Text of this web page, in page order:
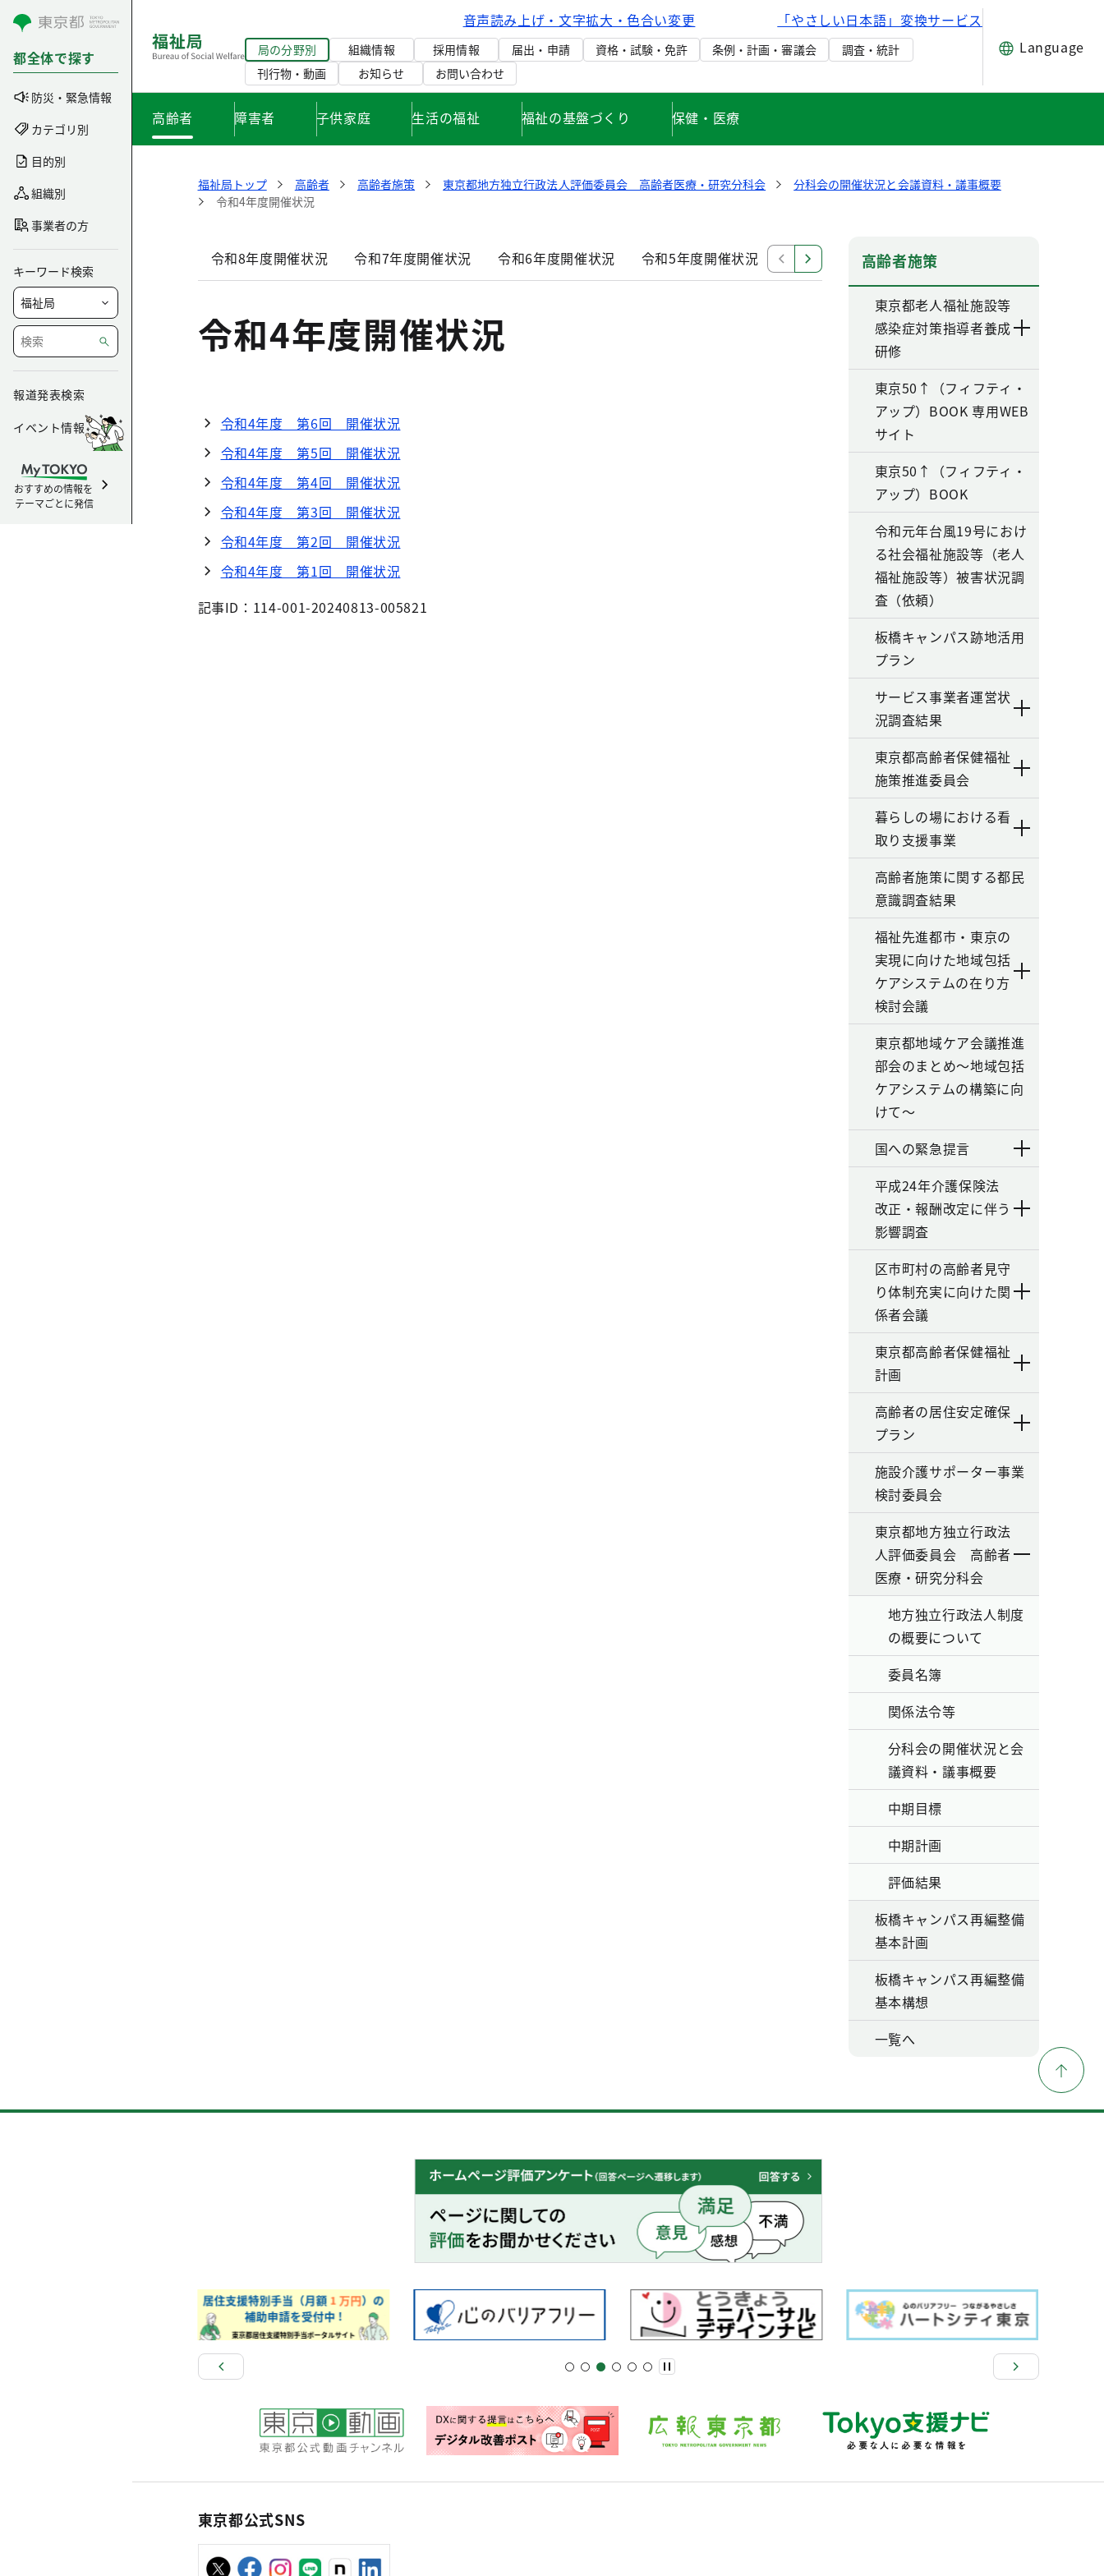
コンテンツにスキップ
都全体で探す
防災・緊急情報
カテゴリ別
目的別
組織別
事業者の方
キーワード検索
報道発表検索
イベント情報
おすすめの情報を
テーマごとに発信
音声読み上げ・文字拡大・色合い変更 「やさしい日本語」変換サービス
局の分野別 組織情報 採用情報 届出・申請 資格・試験・免許 条例・計画・審議会
調査・統計
刊行物・動画
お知らせ お問い合わせ
Language
高齢者 障害者 子供家庭 生活の福祉 福祉の基盤づくり 保健・医療
福祉局トップ 高齢者 高齢者施策 東京都地方独立行政法人評価委員会 高齢者医療・研究分科会
分科会の開催状況と会議資料・議事概要
令和4年度開催状況
令和8年度開催状況 令和7年度開催状況 令和6年度開催状況 令和5年度開催状況 令和4年度開催状況 令和3年度開催状況
令和4年度開催状況
令和4年度 第6回 開催状況
令和4年度 第5回 開催状況
令和4年度 第4回 開催状況
令和4年度 第3回 開催状況
令和4年度 第2回 開催状況
令和4年度 第1回 開催状況
記事ID：114-001-20240813-005821
高齢者施策
東京都老人福祉施設等
感染症対策指導者養成
研修
東京50↑（フィフティ・
アップ）BOOK 専用WEB
サイト
東京50↑（フィフティ・
アップ）BOOK
令和元年台風19号におけ
る社会福祉施設等（老人
福祉施設等）被害状況調
査（依頼）
板橋キャンパス跡地活用
プラン
サービス事業者運営状
況調査結果
東京都高齢者保健福祉
施策推進委員会
暮らしの場における看
取り支援事業
高齢者施策に関する都民
意識調査結果
福祉先進都市・東京の
実現に向けた地域包括
ケアシステムの在り方
検討会議
東京都地域ケア会議推進
部会のまとめ～地域包括
ケアシステムの構築に向
けて～
国への緊急提言
平成24年介護保険法
改正・報酬改定に伴う
影響調査
区市町村の高齢者見守
り体制充実に向けた関
係者会議
東京都高齢者保健福祉
計画
高齢者の居住安定確保
プラン
施設介護サポーター事業
検討委員会
東京都地方独立行政法
人評価委員会 高齢者
医療・研究分科会
地方独立行政法人制度
の概要について
委員名簿
関係法令等
分科会の開催状況と会
議資料・議事概要
中期目標
中期計画
評価結果
板橋キャンパス再編整備
基本計画
板橋キャンパス再編整備
基本構想
一覧へ
東京都公式SNS